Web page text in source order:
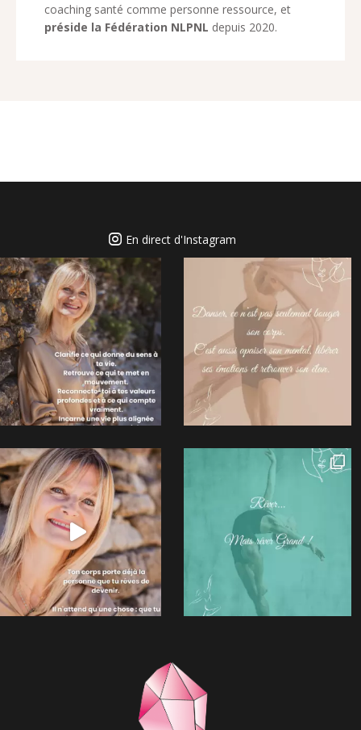
coaching santé comme personne ressource, et
préside la Fédération NLPNL depuis 2020.
En direct d'Instagram